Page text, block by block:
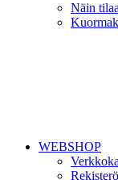
Näin
WEBSHOP